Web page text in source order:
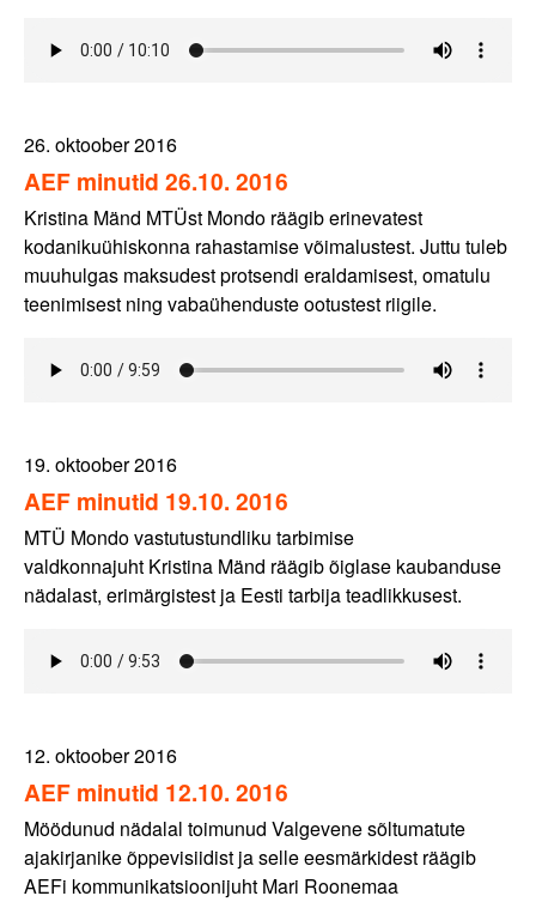
26. oktoober 2016
AEF minutid 26.10. 2016
Kristina Mänd MTÜst Mondo räägib erinevatest
kodanikuühiskonna rahastamise võimalustest. Juttu tuleb
muuhulgas maksudest protsendi eraldamisest, omatulu
teenimisest ning vabaühenduste ootustest riigile.
19. oktoober 2016
AEF minutid 19.10. 2016
MTÜ Mondo vastutustundliku tarbimise
valdkonnajuht Kristina Mänd räägib õiglase kaubanduse
nädalast, erimärgistest ja Eesti tarbija teadlikkusest.
12. oktoober 2016
AEF minutid 12.10. 2016
Möödunud nädalal toimunud Valgevene sõltumatute
ajakirjanike õppevisiidist ja selle eesmärkidest räägib
AEFi kommunikatsioonijuht Mari Roonemaa